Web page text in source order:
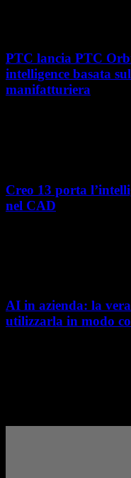
PTC lancia PTC
intelligence basata
manifatturiera
Creo 13 porta
nel CAD
AI in azienda: la
utilizzarla in modo